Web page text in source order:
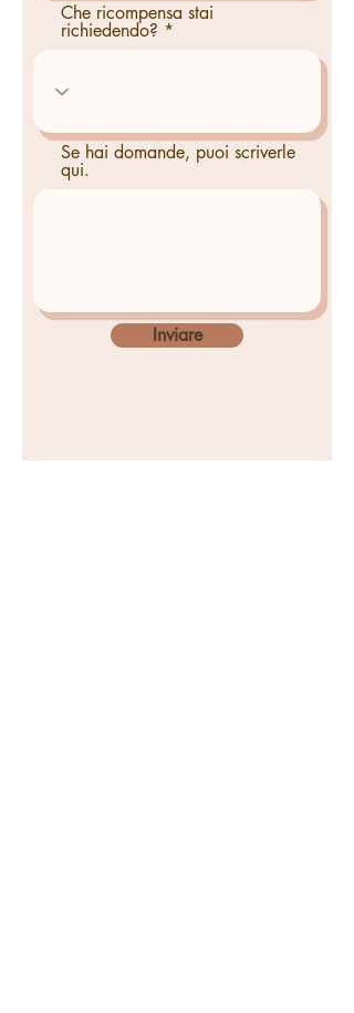
Che ricompensa stai
richiedendo?
Se hai domande, puoi scriverle
qui.
Inviare